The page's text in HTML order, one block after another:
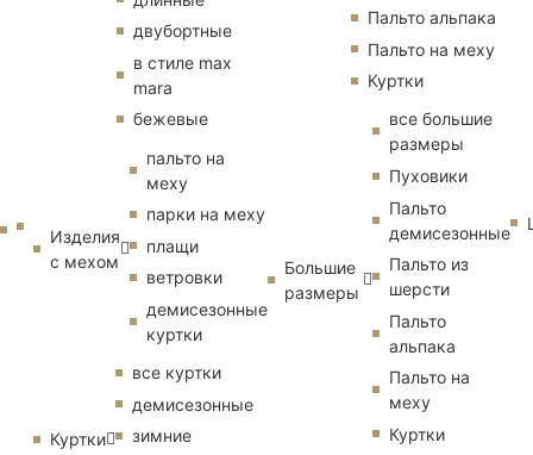
двубортные
в стиле max
mara
бежевые
Изделия
с мехом
пальто на
меху
парки на меху
плащи
ветровки
демисезонные
куртки
Куртки
все куртки
демисезонные
зимние
Пальто альпака
Пальто на меху
Куртки
Большие
размеры
все большие
размеры
Пуховики
Пальто
демисезонные
Пальто из
шерсти
Пальто
альпака
Пальто на
меху
Куртки